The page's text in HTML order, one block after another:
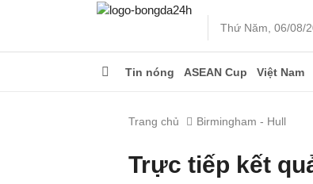
Thứ Năm, 06/08/
Tin nóng ASEAN Cup Việt Nam
Trang chủ Birmingham - Hull
Trực tiếp kết